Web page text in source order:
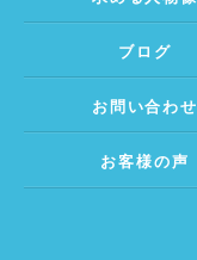
ブログ
お問い合わせ
お客様の声